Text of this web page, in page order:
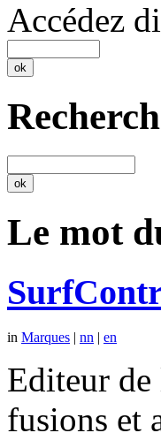
Accédez
Le mot
in Marques | nn | en
Editeur
fusions et